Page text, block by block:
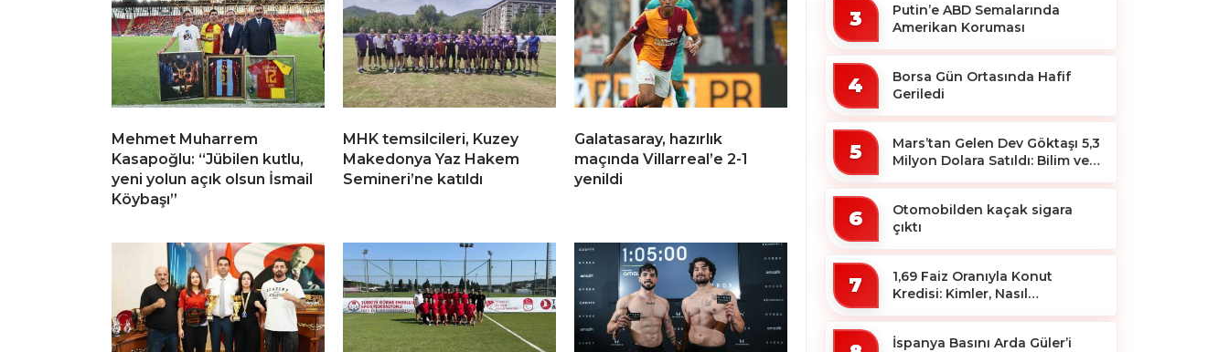
Mehmet Muharrem
Kasapoğlu: “Jübilen kutlu,
yeni yolun açık olsun İsmail
Köybaşı”
MHK temsilcileri, Kuzey
Makedonya Yaz Hakem
Semineri’ne katıldı
Galatasaray, hazırlık
maçında Villarreal’e 2-1
yenildi
3
Putin’e ABD Semalarında
Amerikan Koruması
4
Borsa Gün Ortasında Hafif
Geriledi
5
Mars’tan Gelen Dev Göktaşı 5,3
Milyon Dolara Satıldı: Bilim ve
6
Otomobilden kaçak sigara
çıktı
7
1,69 Faiz Oranıyla Konut
Kredisi: Kimler, Nasıl
İspanya Basını Arda Güler’i